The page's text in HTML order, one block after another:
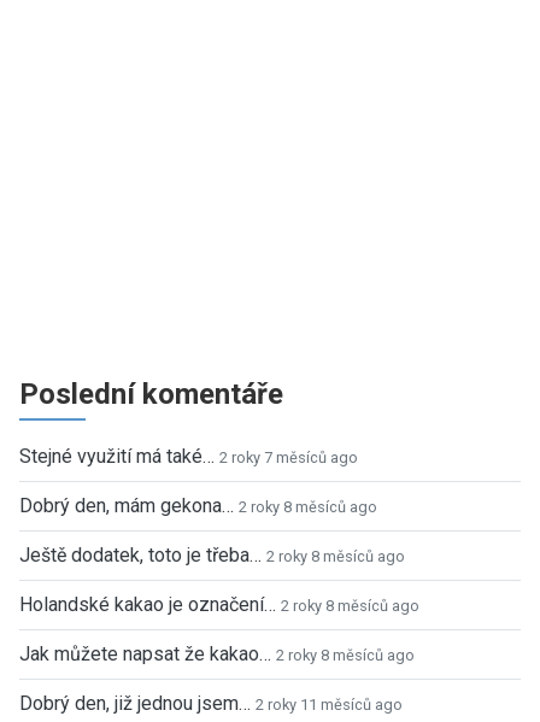
Poslední komentáře
Stejné využití má také… 2 roky 7 měsíců ago
Dobrý den, mám gekona… 2 roky 8 měsíců ago
Ještě dodatek, toto je třeba… 2 roky 8 měsíců ago
Holandské kakao je označení… 2 roky 8 měsíců ago
Jak můžete napsat že kakao… 2 roky 8 měsíců ago
Dobrý den, již jednou jsem… 2 roky 11 měsíců ago